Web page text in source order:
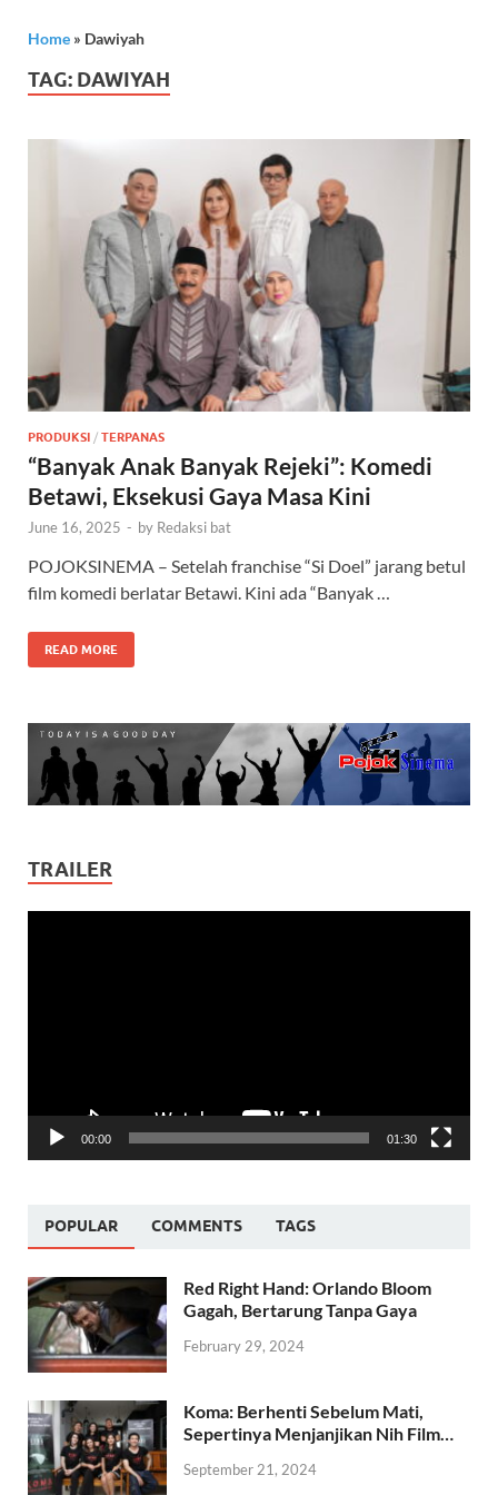
Home » Dawiyah
TAG: DAWIYAH
PRODUKSI / TERPANAS
“Banyak Anak Banyak Rejeki”: Komedi
Betawi, Eksekusi Gaya Masa Kini
June 16, 2025 - by Redaksi bat
POJOKSINEMA – Setelah franchise “Si Doel” jarang betul
film komedi berlatar Betawi. Kini ada “Banyak …
READ MORE
TRAILER
00:00 01:30
POPULAR COMMENTS TAGS
Red Right Hand: Orlando Bloom
Gagah, Bertarung Tanpa Gaya
February 29, 2024
Koma: Berhenti Sebelum Mati,
Sepertinya Menjanjikan Nih Film…
September 21, 2024